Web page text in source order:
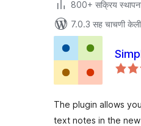
800+ सक्रिय
7.0.3 सह चाचणी केली
The plugin allows
text notes in the